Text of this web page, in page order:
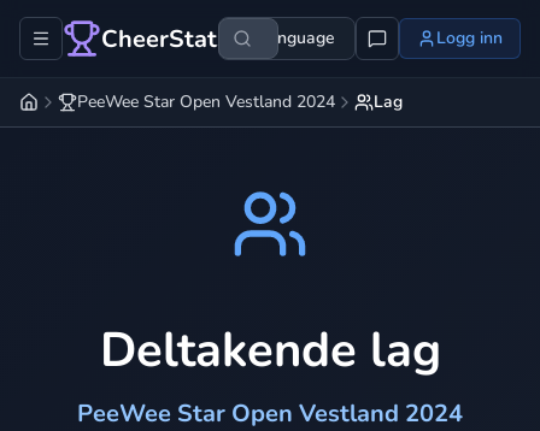
CheerStats Language Logg inn
PeeWee Star Open Vestland 2024 Lag
Deltakende lag
PeeWee Star Open Vestland 2024